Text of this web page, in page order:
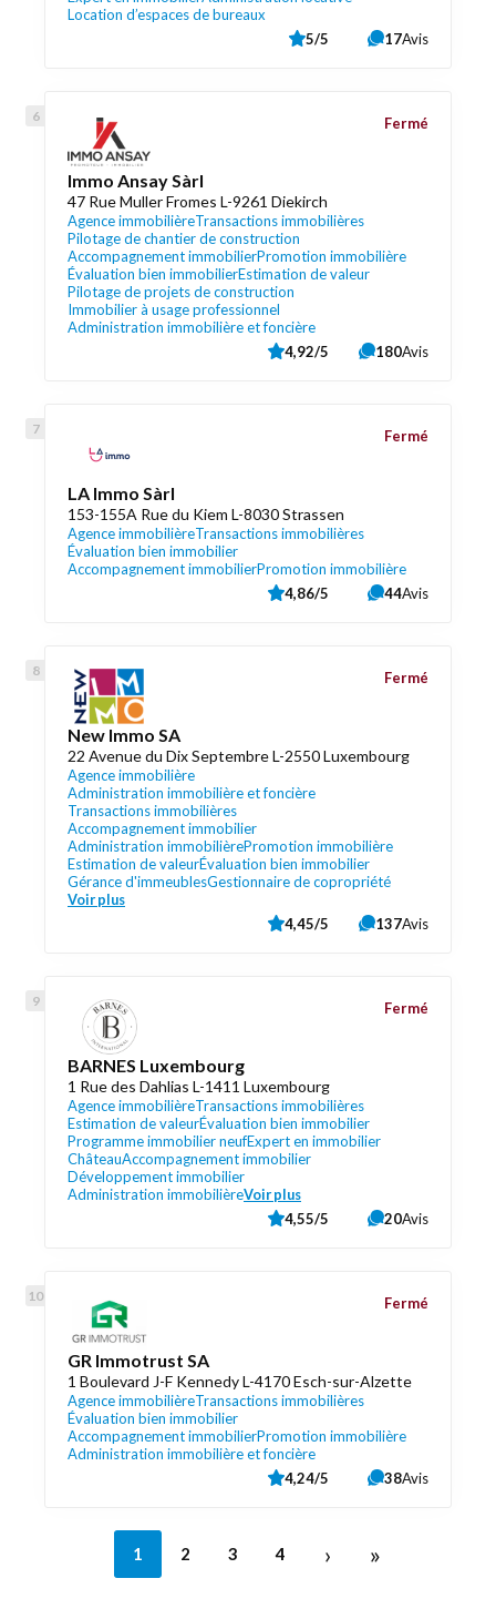
Location d’espaces de bureaux
5/5 17Avis
Immo Ansay Sàrl
47 Rue Muller Fromes L-9261 Diekirch
Agence immobilièreTransactions immobilières
Pilotage de chantier de construction
Accompagnement immobilierPromotion immobilière
Évaluation bien immobilierEstimation de valeur
Pilotage de projets de construction
Immobilier à usage professionnel
Administration immobilière et foncière
Fermé
4,92/5 180Avis
LA Immo Sàrl
153-155A Rue du Kiem L-8030 Strassen
Agence immobilièreTransactions immobilières
Évaluation bien immobilier
Accompagnement immobilierPromotion immobilière
Fermé
4,86/5 44Avis
New Immo SA
22 Avenue du Dix Septembre L-2550 Luxembourg
Agence immobilière
Administration immobilière et foncière
Transactions immobilières
Accompagnement immobilier
Administration immobilièrePromotion immobilière
Estimation de valeurÉvaluation bien immobilier
Gérance d'immeublesGestionnaire de copropriété
Voir plus
Fermé
4,45/5 137Avis
BARNES Luxembourg
1 Rue des Dahlias L-1411 Luxembourg
Agence immobilièreTransactions immobilières
Estimation de valeurÉvaluation bien immobilier
Programme immobilier neufExpert en immobilier
ChâteauAccompagnement immobilier
Développement immobilier
Administration immobilièreVoir plus
Fermé
4,55/5 20Avis
GR Immotrust SA
1 Boulevard J-F Kennedy L-4170 Esch-sur-Alzette
Agence immobilièreTransactions immobilières
Évaluation bien immobilier
Accompagnement immobilierPromotion immobilière
Administration immobilière et foncière
Fermé
4,24/5 38Avis
1 2 3 4 › »